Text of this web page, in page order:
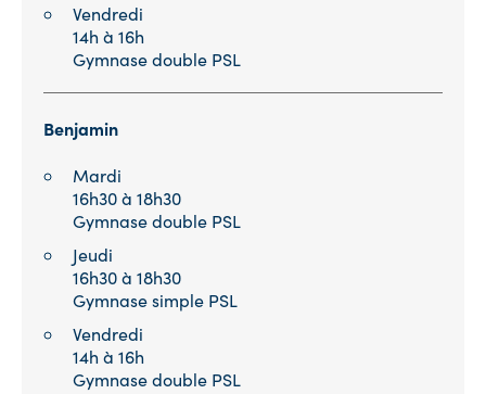
Vendredi
14h à 16h
Gymnase double PSL
Benjamin
Mardi
16h30 à 18h30
Gymnase double PSL
Jeudi
16h30 à 18h30
Gymnase simple PSL
Vendredi
14h à 16h
Gymnase double PSL